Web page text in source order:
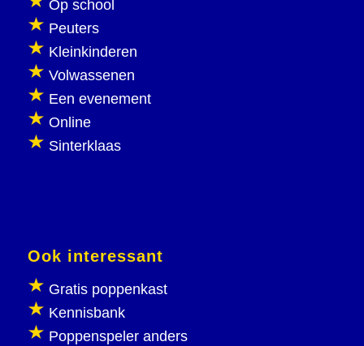
Op school
Peuters
Kleinkinderen
Volwassenen
Een evenement
Online
Sinterklaas
Ook interessant
Gratis poppenkast
Kennisbank
Poppenspeler anders